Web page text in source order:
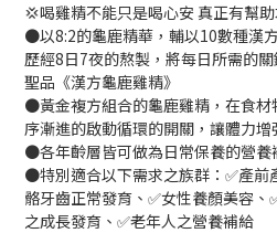
💢喝雞精不能只是喝心安 真正有幫
●以8:2的龜鹿精華，輔以10數種漢
歷經8日7夜的熬製，將每日所需的
聖品《漢方龜鹿雞精》
●黃金複方組合的龜鹿雞精，在食材
序漸進的啟動循環的開關，讓體力
●各年齡層皆可做為日常保養的營養
●特別適合以下需求之族群：✅產前
骼牙齒正常發育、✅女性養顏美容、
之成長發育、✅老年人之營養補給